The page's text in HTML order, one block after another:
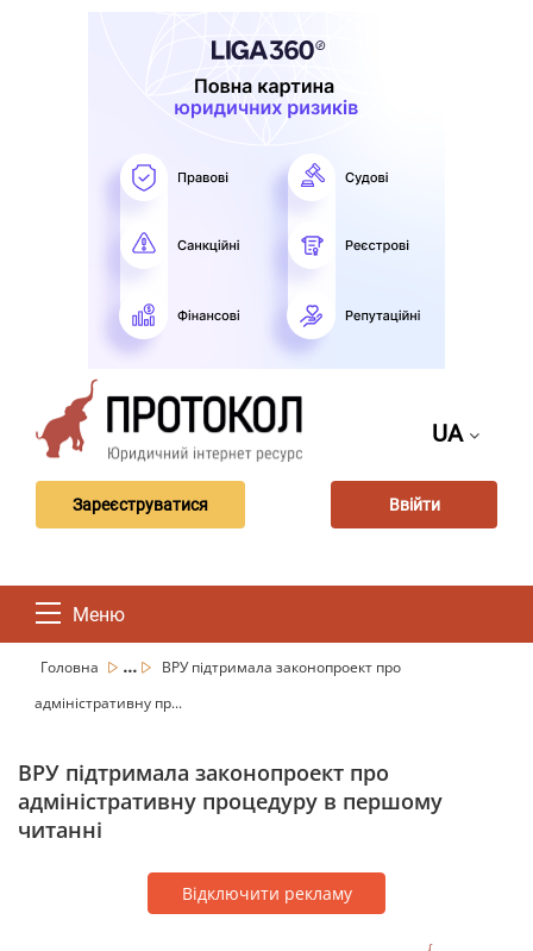
UA
Зареєструватися Ввійти
Меню
Головна ...
ВРУ підтримала законопроект про
адміністративну пр...
ВРУ підтримала законопроект про
адміністративну процедуру в першому
читанні
Відключити рекламу